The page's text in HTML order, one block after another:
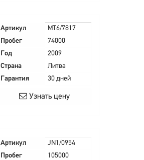
Артикул
MT6/7817
Пробег
74000
Год
2009
Страна
Литва
Гарантия
30 дней
Узнать цену
Артикул
JN1/0954
Пробег
105000